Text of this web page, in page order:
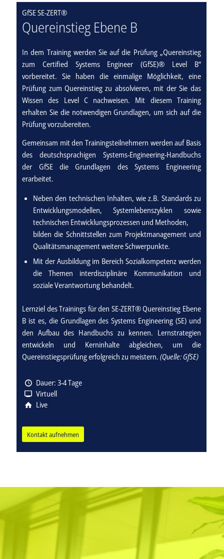
GfSE SE-ZERT®
Quereinstieg Ebene B
In dem Training werden Sie auf die Prüfung „Quereinstieg
zum Certified Systems Engineer (GfSE)® Level B“
vorbereitet. Sie haben die einmalige Möglichkeit, eine
Prüfung zum Quereinstieg zu absolvieren, mit der Sie das
Wissen des Level C nachweisen. Mit diesem Training
erhalten Sie die notwendigen Grundlagen, um sich auf die
Prüfung vorzubereiten.
Gemeinsam mit den Trainingsteilnehmern werden auf Basis
des deutschsprachigen Systems-Engineering-Handbuchs
der GfSE die Grundlagen des Systems Engineering
erarbeitet.
Neben den technischen Inhalten, wie z.B. Standards zu
Entwicklungsmodellen, Systemlebenszyklen sowie
technischen Entwicklungsprozessen und Methoden,
bilden die Schnittstellen zum Projektmanagement und
Qualitätsmanagement weitere Schwerpunkte.
Mit der Ausbildung im Bereich Sozialkompetenz werden
die Themen interdisziplinäre Kommunikation und
soziale Verantwortung behandelt.
Lernziel des Trainings für den SE-ZERT® Quereinstieg Ebene
B ist es, die Grundlagen des Systems Engineering (SE) und
den Aufbau des Handbuchs zu kennen. Lernstrategien
entwickeln und Kerninhalte abgleichen, um die
Quereinstiegsprüfung erfolgreich zu meistern.(Quelle: GfSE)
Dauer: 3-4 Tage
Virtuell
Live
Kontakt aufnehmen